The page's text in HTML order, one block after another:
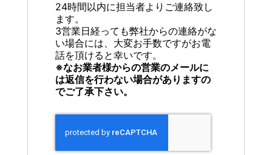
24時間以内に担当者よりご連絡致し
ます。
3営業日経っても弊社からの連絡がな
い場合には、大変お手数ですがお電
話を頂けると幸いです。
※なお業者様からの営業のメールに
は返信を行わない場合がありますの
でご了承下さい。